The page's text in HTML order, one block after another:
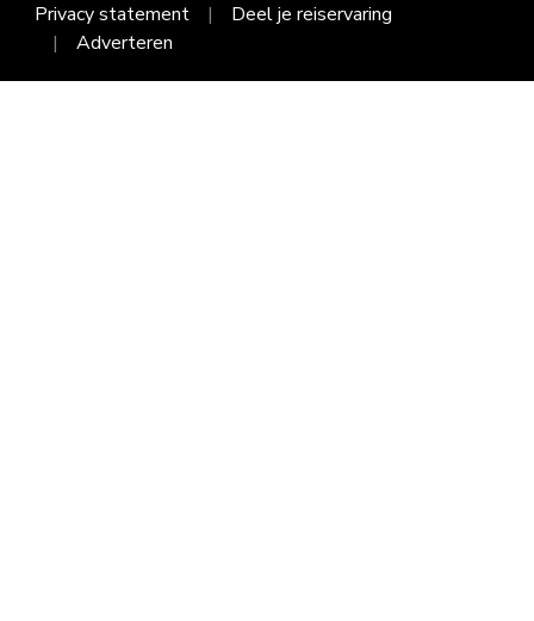
Privacy statement
Deel je reiservaring
Adverteren